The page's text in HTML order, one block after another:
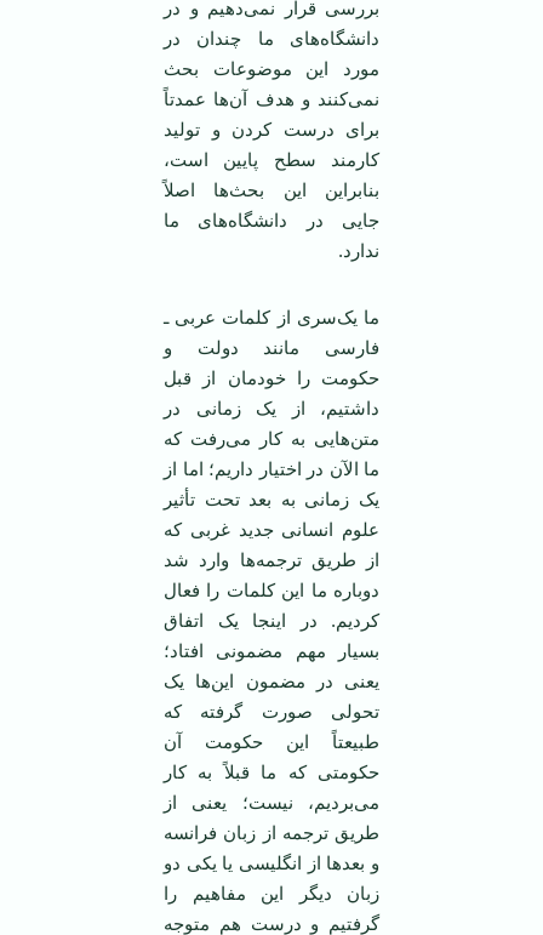
بررسی قرار نمی‌دهیم و در
دانشگاه‌های ما چندان در
مورد این موضوعات بحث
نمی‌کنند و هدف آن‌ها عمدتاً
برای درست کردن و تولید
کارمند سطح پایین است،
بنابراین این بحث‌ها اصلاً
جایی در دانشگاه‌های ما
ندارد.
ما یک‌سری از کلمات عربی ـ
فارسی مانند دولت و
حکومت را خودمان از قبل
داشتیم، از یک زمانی در
متن‌هایی به کار می‌رفت که
ما الآن در اختیار داریم؛ اما از
یک زمانی به بعد تحت تأثیر
علوم انسانی جدید غربی که
از طریق ترجمه‌ها وارد شد
دوباره ما این کلمات را فعال
کردیم. در اینجا یک اتفاق
بسیار مهم مضمونی افتاد؛
یعنی در مضمون این‌ها یک
تحولی صورت گرفته که
طبیعتاً این حکومت آن
حکومتی که ما قبلاً به کار
می‌بردیم، نیست؛ یعنی از
طریق ترجمه از زبان فرانسه
و بعدها از انگلیسی یا یکی دو
زبان دیگر این مفاهیم را
گرفتیم و درست هم متوجه